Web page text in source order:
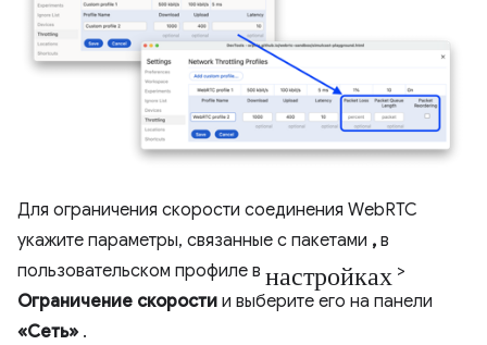
Для ограничения скорости соединения WebRTC
укажите параметры, связанные с пакетами , в
пользовательском профиле в настройках >
Ограничение скорости и выберите его на панели
«Сеть» .